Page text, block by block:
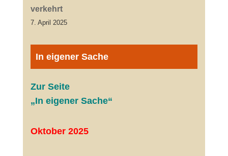
verkehrt
7. April 2025
In eigener Sache
Zur Seite
„In eigener Sache“
Oktober 2025